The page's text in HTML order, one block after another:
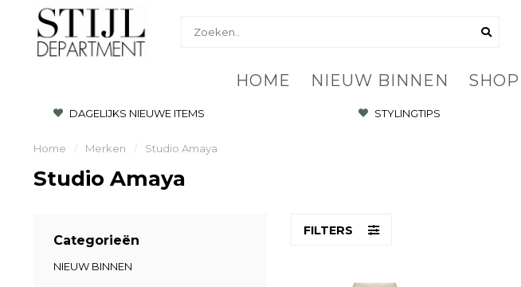
HOME NIEUW BINNEN SHOP
DAGELIJKS NIEUWE ITEMS STYLINGTIPS
Home / Merken / Studio Amaya
Studio Amaya
Categorieën
NIEUW BINNEN
FILTERS